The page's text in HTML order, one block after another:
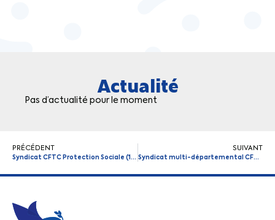
Actualité
Pas d’actualité pour le moment
PRÉCÉDENT
Syndicat CFTC Protection Sociale (16-17-79-86)
SUIVANT
Syndicat multi-départemental CFTC Santé Sociaux (16-79-86)